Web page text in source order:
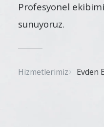
Profesyonel
sunuyoruz.
Hizmetlerimiz Evden